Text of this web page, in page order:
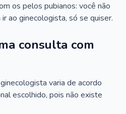
os pelos pubianos: você não
ao ginecologista, só se quiser.
consulta com
varia de acordo
escolhido, pois não existe